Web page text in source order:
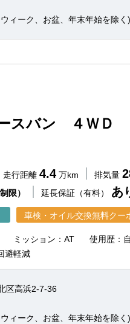
ィーク、お盆、年末年始を除く)
スバン ４ＷＤ
走行距離 4.4 万km 排気量
限） 延長保証（有料） あ
車検・オイル交換無料クー
ミッション：AT
使用歴：
避軽減
区高浜2-7-36
ィーク、お盆、年末年始を除く)